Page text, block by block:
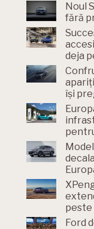
Noul
fără
deja
își
peste
Ford